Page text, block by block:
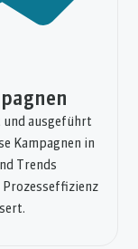
und ausgeführt
Kampagnen in
Trends
Prozesseffizienz